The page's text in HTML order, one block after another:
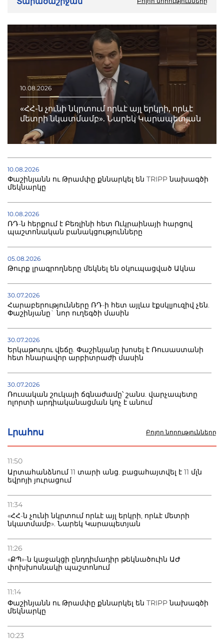
Լրահոս Բոլոր նորությունները
11:50
Արտահանձնում 11 տարի անց. բացահայտվել է 11 մլն
եվրոյի յուրացում
11:34
«ՀՀ-ն չունի նկրտում որևէ այլ երկրի, որևէ մետրի
նկատմամբ». Նարեկ Կարապետյան
11:26
«ՔՊ»-ն կաջակցի ընդդիմադիր թեկնածուին ԱԺ
փոխխոսնակի պաշտոնում
11:14
Փաշինյանն ու Թրամփը քննարկել են TRIPP նախագծի
մեկնարկը
10:23
10.08.2026
«ՀՀ-ն չունի նկրտում որևէ այլ երկրի, որևէ
մետրի նկատմամբ». Նարեկ Կարապետյան
10.08.2026
Փաշինյանն ու Թրամփը քննարկել են TRIPP նախագծի
մեկնարկը
10.08.2026
ՌԴ-ն հերքում է Բեռլինի հետ Ուկրաինայի հարցով
պաշտոնական բանակցությունները
05.08.2026
Թուրք լրագրողները մեկնել են օկուպացված Ակնա
30.07.2026
Հարաբերությունները ՌԴ-ի հետ այլևս էքսկլյուզիվ չեն.
Փաշինյանը` նոր ուղեգծի մասին
30.07.2026
Երկաթուղու վեճը. Փաշինյանը խոսել է Ռուսաստանի
հետ հնարավոր արբիտրաժի մասին
30.07.2026
Ռուսական շուկայի ճգնաժամը՝ շանս. վարչապետը
ոլորտի արդիականացման կոչ է անում
30.07.2026
Ձկնաբույծներին կտրվի 450 մլն դրամ.
կառավարությունն աջակցում է և պահանջում ստվերի
27.07.2026
27.07.2026
սկսում է պայքարը